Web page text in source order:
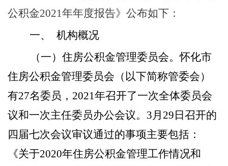
公积金2021年年度报告》 公布如下：
一、
机构概况
（一）住房公积金管理委员会。怀化市
住房公积金管理委员会（以下简称管委会）
有27名委员，2021年召开了一次全体委员会
议和一次主任委员办公会议。3月29日召开的
四届七次会议审议通过的事项主要包括：
《关于2020年住房公积金管理工作情况和